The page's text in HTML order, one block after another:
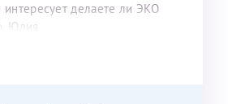
интересует делаете ли ЭКО
Юлия